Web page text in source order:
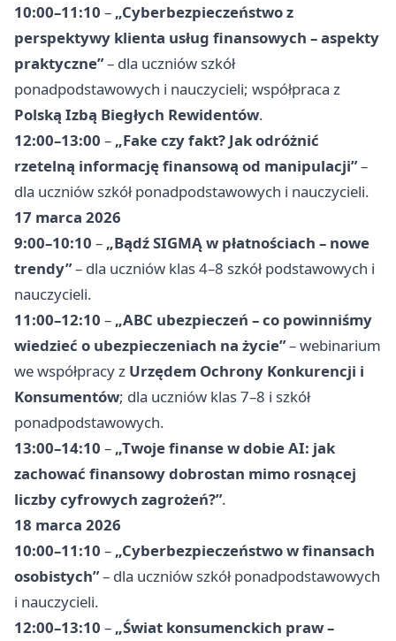
10:00–11:10 – „Cyberbezpieczeństwo z
perspektywy klienta usług finansowych – aspekty
praktyczne”– dla uczniów szkół
ponadpodstawowych i nauczycieli; współpraca z
Polską Izbą Biegłych Rewidentów.
12:00–13:00 – „Fake czy fakt? Jak odróżnić
rzetelną informację finansową od manipulacji”–
dla uczniów szkół ponadpodstawowych i nauczycieli.
17 marca 2026
9:00–10:10 – „Bądź SIGMĄ w płatnościach – nowe
trendy”– dla uczniów klas 4–8 szkół podstawowych i
nauczycieli.
11:00–12:10 – „ABC ubezpieczeń – co powinniśmy
wiedzieć o ubezpieczeniach na życie”– webinarium
we współpracy z Urzędem Ochrony Konkurencji i
Konsumentów; dla uczniów klas 7–8 i szkół
ponadpodstawowych.
13:00–14:10 – „Twoje finanse w dobie AI: jak
zachować finansowy dobrostan mimo rosnącej
liczby cyfrowych zagrożeń?”.
18 marca 2026
10:00–11:10 – „Cyberbezpieczeństwo w finansach
osobistych”– dla uczniów szkół ponadpodstawowych
i nauczycieli.
12:00–13:10 – „Świat konsumenckich praw –